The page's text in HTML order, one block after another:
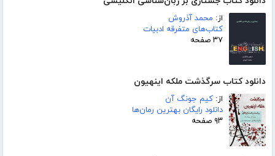
از: محمد آذروش
کتاب‌های متفرقه ادبیات
۳۷ صفحه
دانلود کتاب سرگذشت ملکه اینهیون
از: کیم جونگ آن
دانلود رایگان بهترین رمان‌ها
۹۳ صفحه